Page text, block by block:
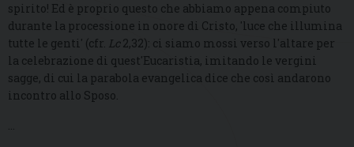
spirito! Ed è proprio questo che abbiamo appena compiuto
durante la processione in onore di Cristo, 'luce che illumina
tutte le genti' (cfr. Lc2,32): ci siamo mossi verso l'altare per
la celebrazione di quest'Eucaristia, imitando le vergini
sagge, di cui la parabola evangelica dice che così andarono
incontro allo Sposo.
...